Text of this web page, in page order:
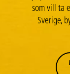
som vill ta
Sverige,